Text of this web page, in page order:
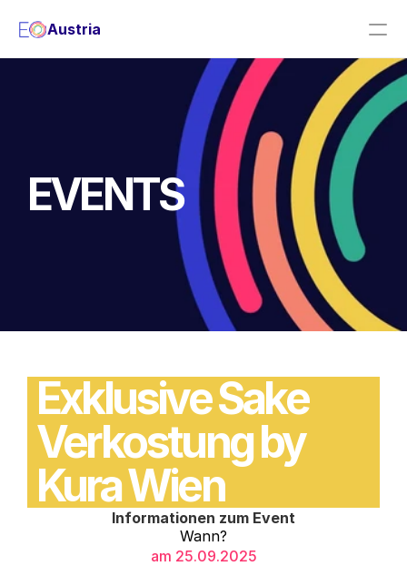
Austria
About
EVENTS
Exklusive Sake
Verkostung by
Kura Wien
Informationen zum Event
Wann?
am 25.09.2025